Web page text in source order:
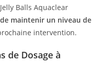
Balls Aquaclear
maintenir un niveau de
intervention.
de Dosage à